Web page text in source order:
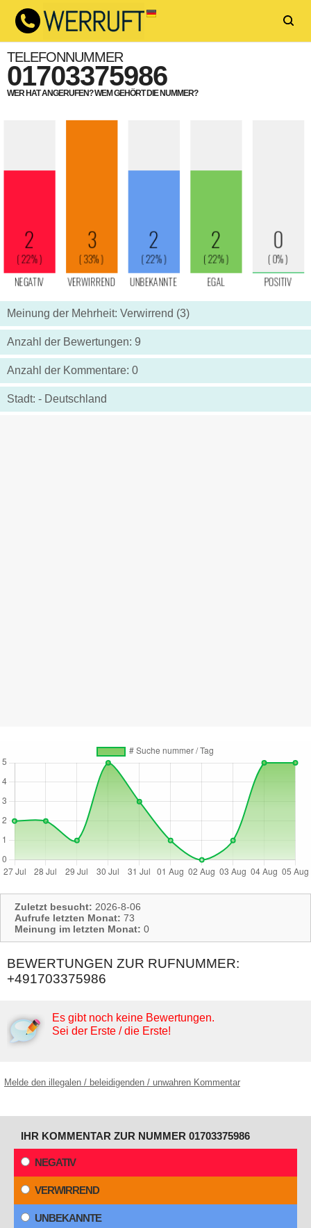
TELEFONNUMMER
01703375986
WER HAT ANGERUFEN? WEM GEHÖRT DIE NUMMER?
Meinung der Mehrheit: Verwirrend (3)
Anzahl der Bewertungen: 9
Anzahl der Kommentare: 0
Stadt: - Deutschland
Zuletzt besucht: 2026-8-06
Aufrufe letzten Monat: 73
Meinung im letzten Monat: 0
BEWERTUNGEN ZUR RUFNUMMER:
+491703375986
Es gibt noch keine Bewertungen.
Sei der Erste / die Erste!
Melde den illegalen / beleidigenden / unwahren Kommentar
IHR KOMMENTAR ZUR NUMMER 01703375986
NEGATIV
VERWIRREND
UNBEKANNTE